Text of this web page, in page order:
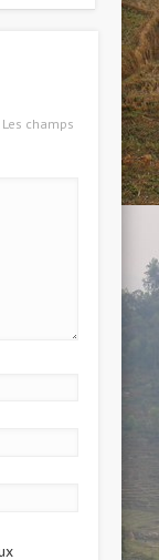
Les champs